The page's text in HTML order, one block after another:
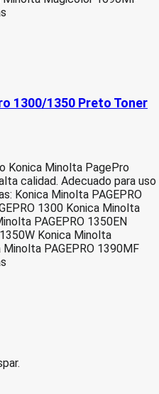
1300/1350 Preto Toner
Konica Minolta PagePro
calidad. Adecuado para uso
Konica Minolta PAGEPRO
1300 Konica Minolta
PAGEPRO 1350EN
Konica Minolta
PAGEPRO 1390MF